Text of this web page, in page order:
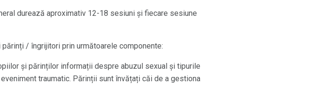
durează aproximativ 12-18 sesiuni și fiecare sesiune
/ îngrijitori prin următoarele componente:
și părinților informații despre abuzul sexual și tipurile
traumatic. Părinții sunt învățați căi de a gestiona